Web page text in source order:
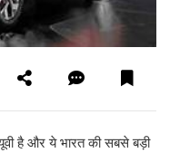
है और ये भारत की सबसे बड़ी